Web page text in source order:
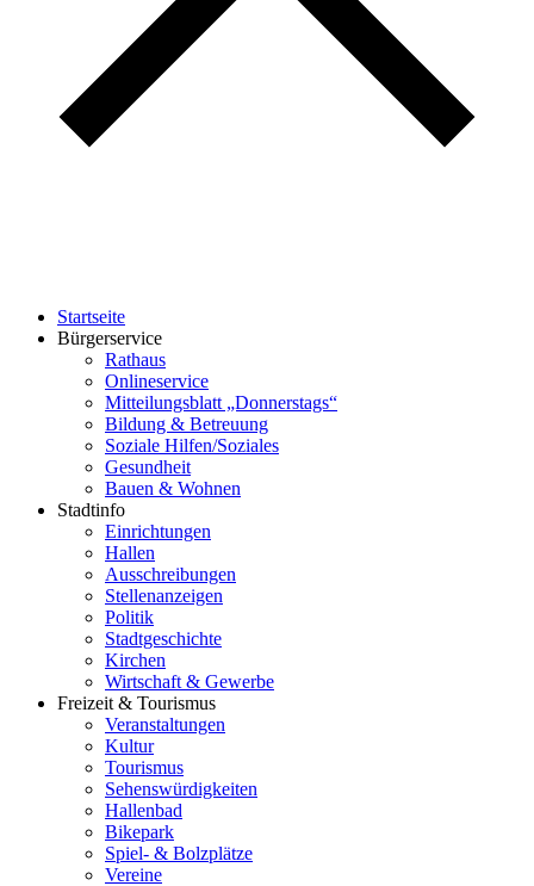
Startseite
Bürgerservice
Rathaus
Onlineservice
Mitteilungsblatt „Donnerstags“
Bildung & Betreuung
Soziale Hilfen/Soziales
Gesundheit
Bauen & Wohnen
Stadtinfo
Einrichtungen
Hallen
Ausschreibungen
Stellenanzeigen
Politik
Stadtgeschichte
Kirchen
Wirtschaft & Gewerbe
Freizeit & Tourismus
Veranstaltungen
Kultur
Tourismus
Sehenswürdigkeiten
Hallenbad
Bikepark
Spiel- & Bolzplätze
Vereine